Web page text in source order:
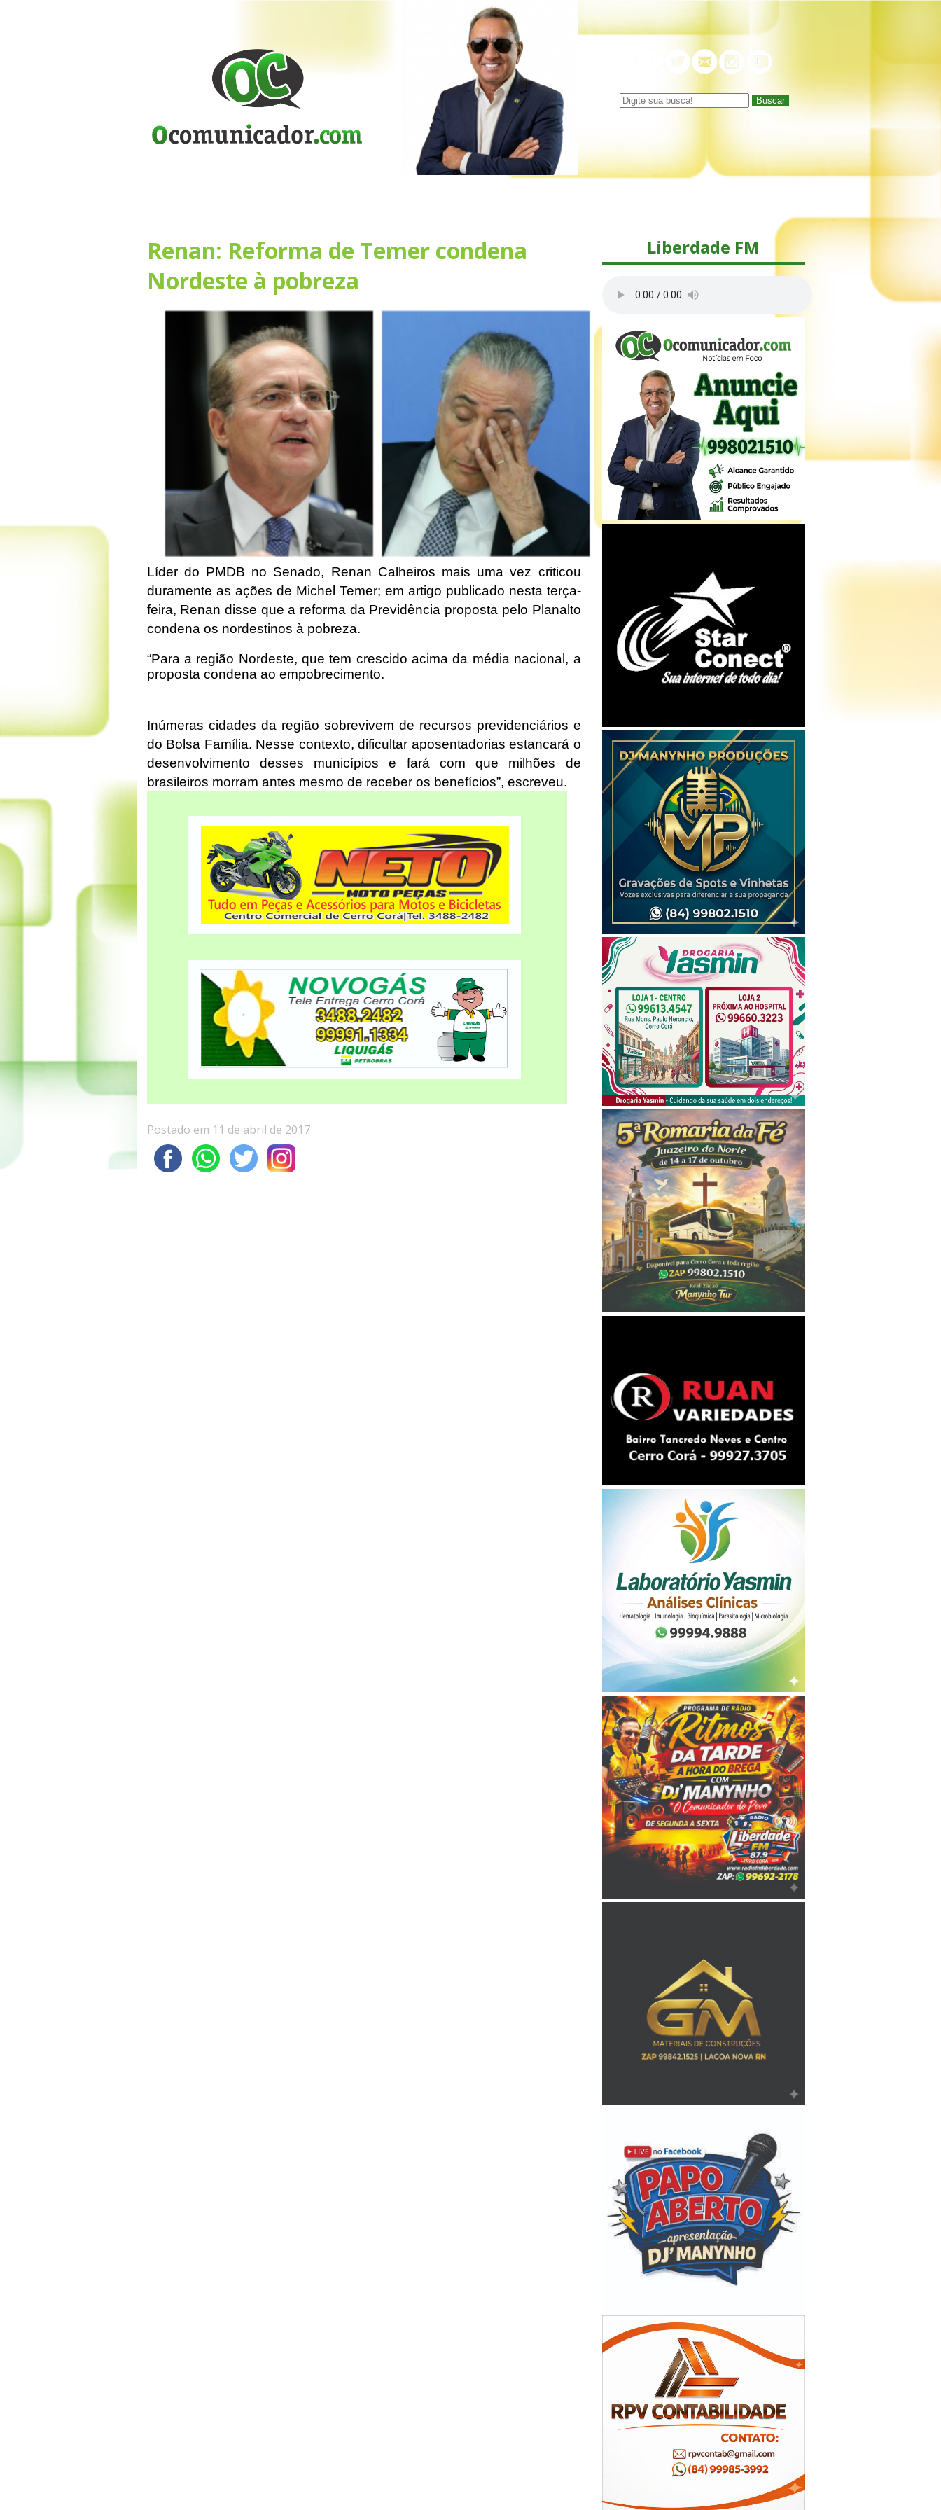
Buscar
Renan: Reforma de Temer condena
Nordeste à pobreza
Líder do PMDB no Senado, Renan Calheiros mais uma vez criticou
duramente as ações de Michel Temer; em artigo publicado nesta terça-
feira, Renan disse que a reforma da Previdência proposta pelo Planalto
condena os nordestinos à pobreza.
“Para a região Nordeste, que tem crescido acima da média nacional, a
proposta condena ao empobrecimento.
Inúmeras cidades da região sobrevivem de recursos previdenciários e
do Bolsa Família. Nesse contexto, dificultar aposentadorias estancará o
desenvolvimento desses municípios e fará com que milhões de
brasileiros morram antes mesmo de receber os benefícios”, escreveu.
Postado em 11 de abril de 2017
Liberdade FM